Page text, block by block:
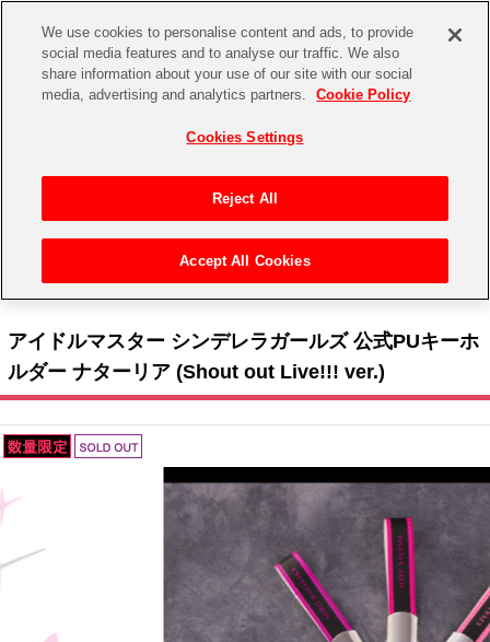
CHANNEL STORE EVENT
ゲーム 電子書籍
ASOBI STAGE
アイドルマスターシリーズ
アイドルマスター
アイドルマスター SideM
アイドルマスター シャイニーカラーズ
電音部
イベントグッズ
トイ・ホビー
アクセサリー>キーホルダー> アイドルマスター シンデレラガー
アイドルマスター シンデレラガールズ 公式PUキーホ
ルダー ナターリア (Shout out Live!!! ver.)
We use cookies to personalise content and ads, to provide
social media features and to analyse our traffic. We also
share information about your use of our site with our social
media, advertising and analytics partners.
Cookie Policy
Cookies Settings
Reject All
Accept All Cookies